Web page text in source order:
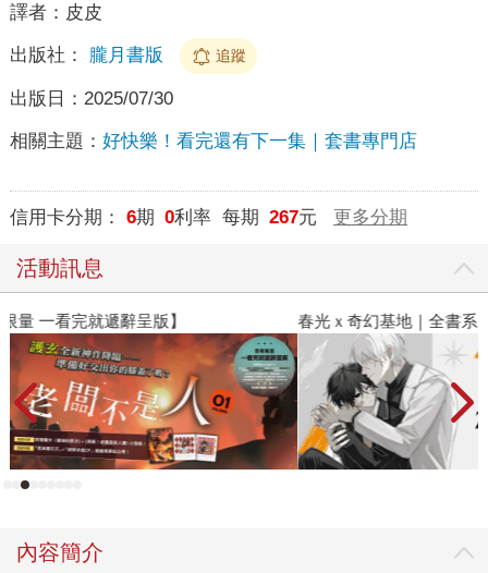
譯者： 皮皮
出版社： 朧月書版 追蹤
出版日： 2025/07/30
相關主題： 好快樂！看完還有下一集｜套書專門店
信用卡分期： 6期 0利率 每期 267元 更多分期
活動訊息
春光ｘ奇幻基地｜全書系展 閱
內容簡介